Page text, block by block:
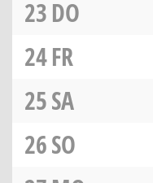
23DO
24FR
25SA
26SO